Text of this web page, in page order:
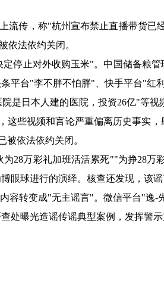
流传，称"杭州宣布禁止直播带货已
依法依约关闭。
定停止对外收购玉米"。中国储备粮
平台"李不胖不怕胖"、快手平台"红
是日本人建的医院，投资26亿"等
些视频和言论严重偏离历史事实
被依法依约关闭。
为28万彩礼加班活活累死""为挣28万
眼球进行的演绎。核查还发现，该
转变成"无主谣言"。微信平台"逸-
处曝光造谣传谣典型案例，发挥警